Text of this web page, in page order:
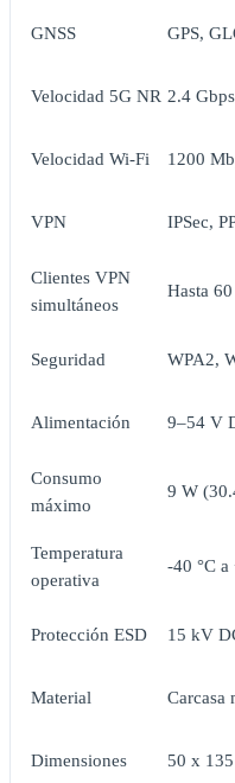
GNSS GPS,
Velocidad 5G NR 2.4
Velocidad Wi-Fi 1200
VPN IPSec,
Clientes VPN
simultáneos
Hasta
Seguridad WPA2,
Alimentación 9–54 V
Consumo
máximo
9 W
Temperatura
operativa
-40 °C a
Protección ESD 15 kV
Material Carcasa
Dimensiones 50 x